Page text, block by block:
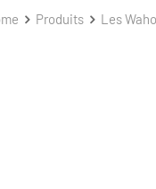
Produits Les